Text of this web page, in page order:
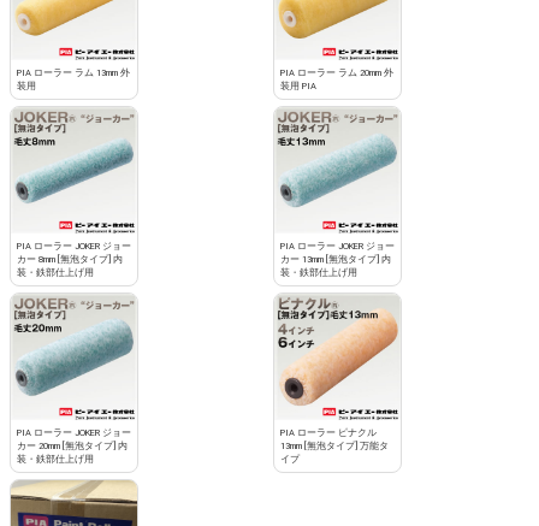
PIA ローラー ラム 13mm 外
装用
PIA ローラー ラム 20mm 外
装用 PIA
PIA ローラー JOKER ジョー
カー 8mm [無泡タイプ] 内
装・鉄部仕上げ用
PIA ローラー JOKER ジョー
カー 13mm [無泡タイプ] 内
装・鉄部仕上げ用
PIA ローラー JOKER ジョー
カー 20mm [無泡タイプ] 内
装・鉄部仕上げ用
PIA ローラー ピナクル
13mm [無泡タイプ] 万能タ
イプ